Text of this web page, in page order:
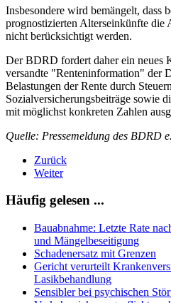
Insbesondere wird bemängelt, dass
prognostizierten Alterseinkünfte
nicht berücksichtigt werden.
Der BDRD fordert daher ein neues
versandte "Renteninformation" der
Belastungen der Rente durch
Sozialversicherungsbeiträge sowie
mit möglichst konkreten Zahlen
Quelle: Pressemeldung des BDRD
Zurück
Weiter
Häufig gelesen ...
Bauabnahme: Letzte Rate
und Mängelbeseitigung
Schadenersatz mit Grenzen
Gericht verurteilt
Lasikbehandlung
Sensibler bei psychischen